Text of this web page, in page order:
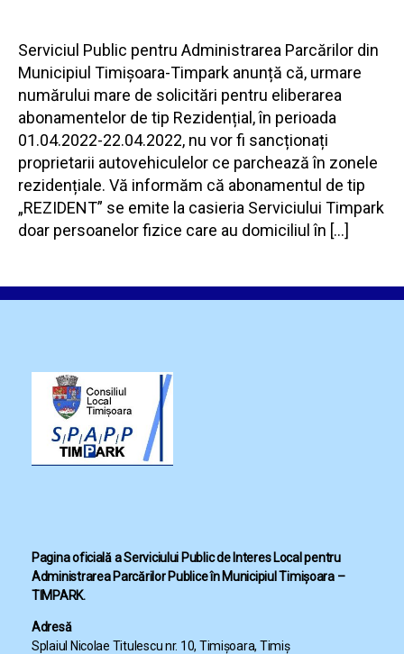
Serviciul Public pentru Administrarea Parcărilor din
Municipiul Timișoara-Timpark anunță că, urmare
numărului mare de solicitări pentru eliberarea
abonamentelor de tip Rezidențial, în perioada
01.04.2022-22.04.2022, nu vor fi sancționați
proprietarii autovehiculelor ce parchează în zonele
rezidențiale. Vă informăm că abonamentul de tip
„REZIDENT” se emite la casieria Serviciului Timpark
doar persoanelor fizice care au domiciliul în […]
Pagina oficială a Serviciului Public de Interes Local pentru
Administrarea Parcărilor Publice în Municipiul Timișoara –
TIMPARK.
Adresă
Splaiul Nicolae Titulescu nr. 10, Timișoara, Timiș